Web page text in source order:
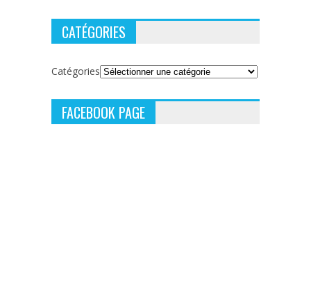
CATÉGORIES
Catégories
FACEBOOK PAGE